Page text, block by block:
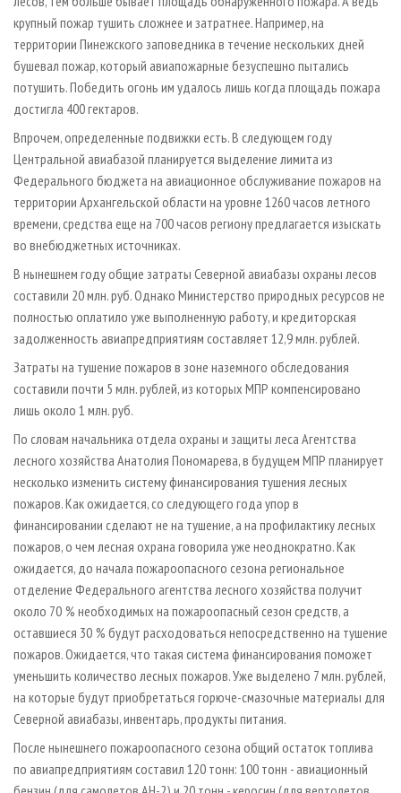
крупный пожар тушить сложнее и затратнее. Например, на
территории Пинежского заповедника в течение нескольких дней
бушевал пожар, который авиапожарные безуспешно пытались
потушить. Победить огонь им удалось лишь когда площадь пожара
достигла 400 гектаров.
Впрочем, определенные подвижки есть. В следующем году
Центральной авиабазой планируется выделение лимита из
Федерального бюджета на авиационное обслуживание пожаров на
территории Архангельской области на уровне 1260 часов летного
времени, средства еще на 700 часов региону предлагается изыскать
во внебюджетных источниках.
В нынешнем году общие затраты Северной авиабазы охраны лесов
составили 20 млн. руб. Однако Министерство природных ресурсов не
полностью оплатило уже выполненную работу, и кредиторская
задолженность авиапредприятиям составляет 12,9 млн. рублей.
Затраты на тушение пожаров в зоне наземного обследования
составили почти 5 млн. рублей, из которых МПР компенсировано
лишь около 1 млн. руб.
По словам начальника отдела охраны и защиты леса Агентства
лесного хозяйства Анатолия Пономарева, в будущем МПР планирует
несколько изменить систему финансирования тушения лесных
пожаров. Как ожидается, со следующего года упор в
финансировании сделают не на тушение, а на профилактику лесных
пожаров, о чем лесная охрана говорила уже неоднократно. Как
ожидается, до начала пожароопасного сезона региональное
отделение Федерального агентства лесного хозяйства получит
около 70 % необходимых на пожароопасный сезон средств, а
оставшиеся 30 % будут расходоваться непосредственно на тушение
пожаров. Ожидается, что такая система финансирования поможет
уменьшить количество лесных пожаров. Уже выделено 7 млн. рублей,
на которые будут приобретаться горюче-смазочные материалы для
Северной авиабазы, инвентарь, продукты питания.
После нынешнего пожароопасного сезона общий остаток топлива
по авиапредприятиям составил 120 тонн: 100 тонн - авиационный